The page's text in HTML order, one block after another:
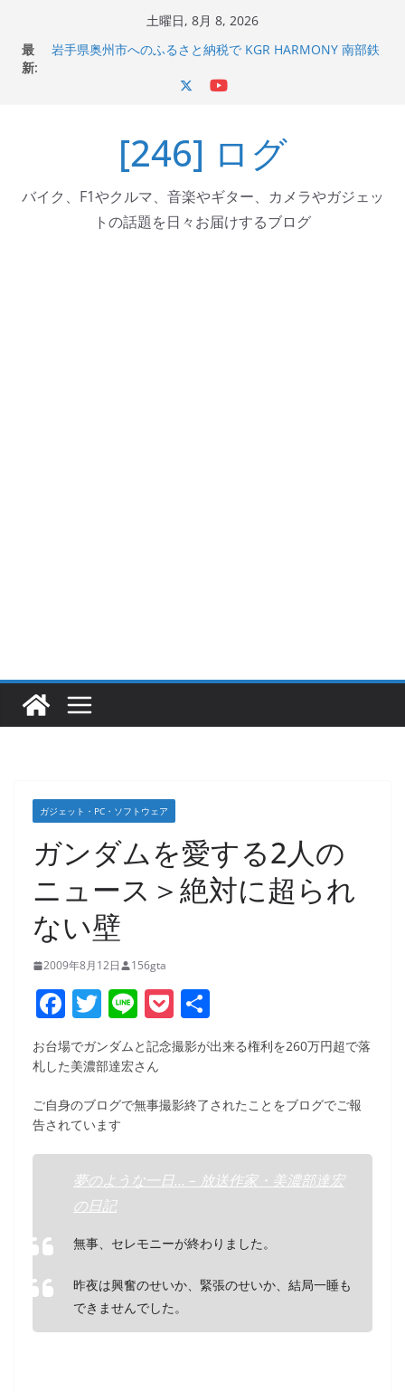
土曜日, 8月 8, 2026
最
新:
岩手県奥州市へのふるさと納税で KGR HARMONY 南部鉄
Italjet Dragster 200のフロントISSサスの動きが判ったら
マホホルダー付けて、ガラスコーティング行って来た
Ken Block 逝去[246] ログ
バイク、F1やクルマ、音楽やギター、カメラやガジェッ
トの話題を日々お届けするブログ
ガジェット・PC・ソフトウェア
ガンダムを愛する2人の
ニュース＞絶対に超られ
ない壁
2009年8月12日 156gta
F
a
c
e
b
o
o
k
T
w
itt
er
Li
n
e
P
o
ck
et
有
お台場でガンダムと記念撮影が出来る権利を260万円超で落
札した美濃部達宏さん
ご自身のブログで無事撮影終了されたことをブログでご報
告されています
夢のような一日… – 放送作家・美濃部達宏
の日記
無事、セレモニーが終わりました。
昨夜は興奮のせいか、緊張のせいか、結局一睡も
できませんでした。